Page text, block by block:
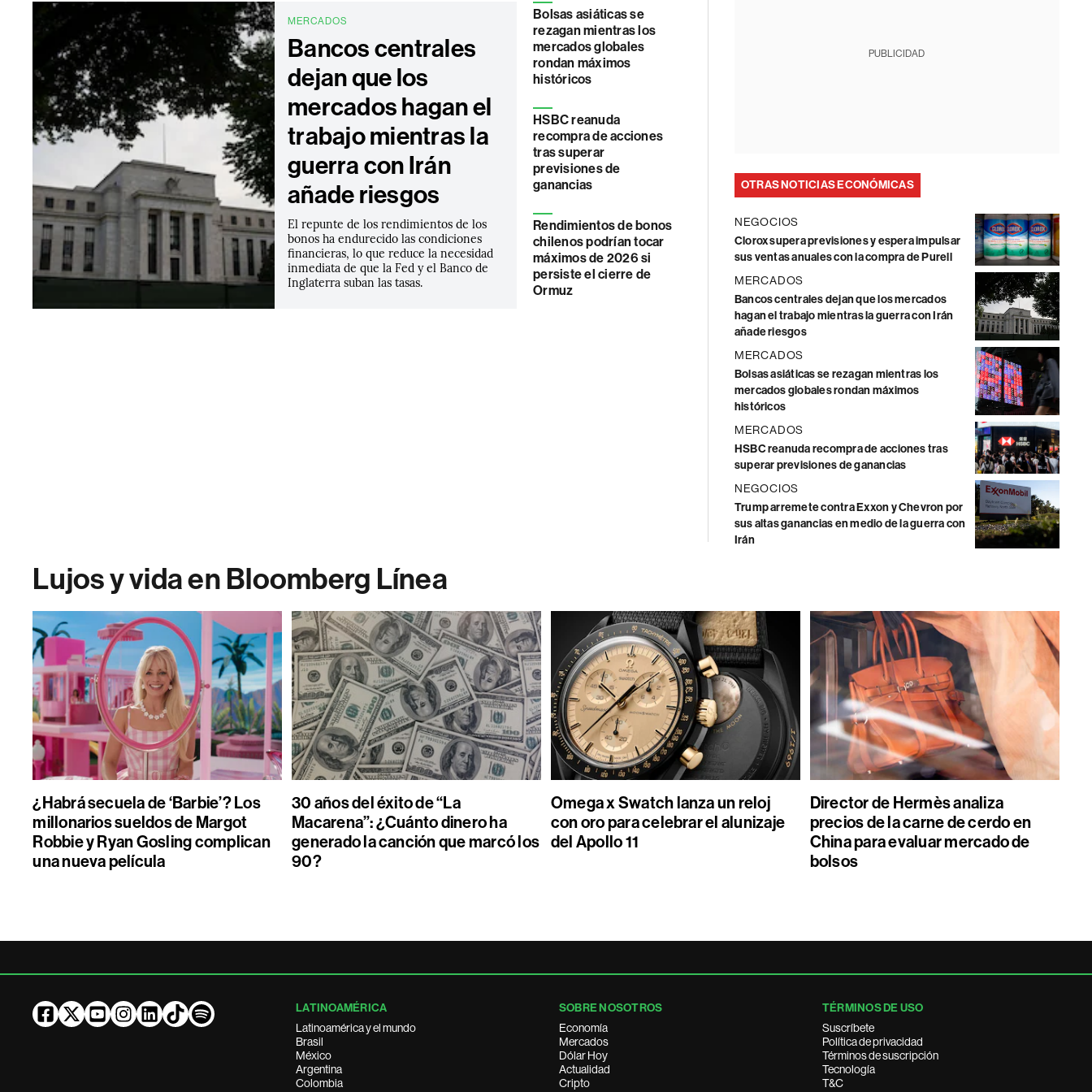
MERCADOS
Bancos centrales
dejan que los
mercados hagan el
trabajo mientras la
guerra con Irán
añade riesgos
El repunte de los rendimientos de los
bonos ha endurecido las condiciones
financieras, lo que reduce la necesidad
inmediata de que la Fed y el Banco de
Inglaterra suban las tasas.
Bolsas asiáticas se
rezagan mientras los
mercados globales
rondan máximos
históricos
HSBC reanuda
recompra de acciones
tras superar
previsiones de
ganancias
Rendimientos de bonos
chilenos podrían tocar
máximos de 2026 si
persiste el cierre de
Ormuz
PUBLICIDAD
OTRAS NOTICIAS ECONÓMICAS
NEGOCIOS
Clorox supera previsiones y espera impulsar
sus ventas anuales con la compra de Purell
MERCADOS
Bancos centrales dejan que los mercados
hagan el trabajo mientras la guerra con Irán
añade riesgos
MERCADOS
Bolsas asiáticas se rezagan mientras los
mercados globales rondan máximos
históricos
MERCADOS
HSBC reanuda recompra de acciones tras
superar previsiones de ganancias
NEGOCIOS
Trump arremete contra Exxon y Chevron por
sus altas ganancias en medio de la guerra con
Irán
Lujos y vida en Bloomberg Línea
¿Habrá secuela de ‘Barbie’? Los
millonarios sueldos de Margot
Robbie y Ryan Gosling complican
una nueva película
30 años del éxito de “La
Macarena”: ¿Cuánto dinero ha
generado la canción que marcó los
90?
Omega x Swatch lanza un reloj
con oro para celebrar el alunizaje
del Apollo 11
Director de Hermès analiza
precios de la carne de cerdo en
China para evaluar mercado de
bolsos
LATINOAMÉRICA
Latinoamérica y el mundo
Brasil
México
Argentina
Colombia
SOBRE NOSOTROS
Economía
Mercados
Dólar Hoy
Actualidad
Cripto
TÉRMINOS DE USO
Suscríbete
Política de privacidad
Términos de suscripción
Tecnología
T&C